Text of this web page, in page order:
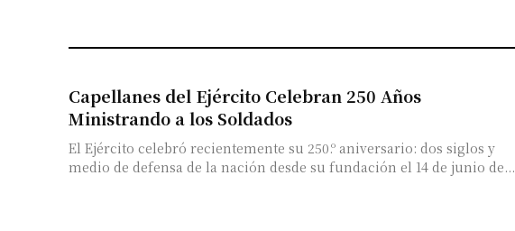
Capellanes del Ejército Celebran 250 Años
Ministrando a los Soldados
El Ejército celebró recientemente su 250.º aniversario: dos siglos y
medio de defensa de la nación desde su fundación el 14 de junio de...